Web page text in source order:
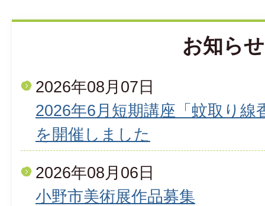
お知らせ
2026年08月07日
2026年6月短期講座「蚊取り
を開催しました
2026年08月06日
小野市美術展作品募集